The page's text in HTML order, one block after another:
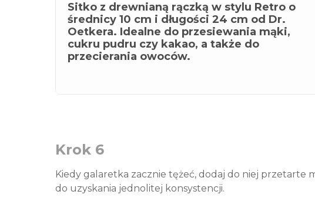
Sitko z drewnianą rączką w stylu Retro o
średnicy 10 cm i długości 24 cm od Dr.
Oetkera. Idealne do przesiewania mąki,
cukru pudru czy kakao, a także do
przecierania owoców.
Krok 6
Kiedy galaretka zacznie tężeć, dodaj do niej przetarte
do uzyskania jednolitej konsystencji.